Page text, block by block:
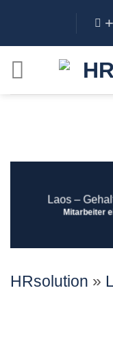
content
Laos ‒
Mitarbeiter
HRsolution »